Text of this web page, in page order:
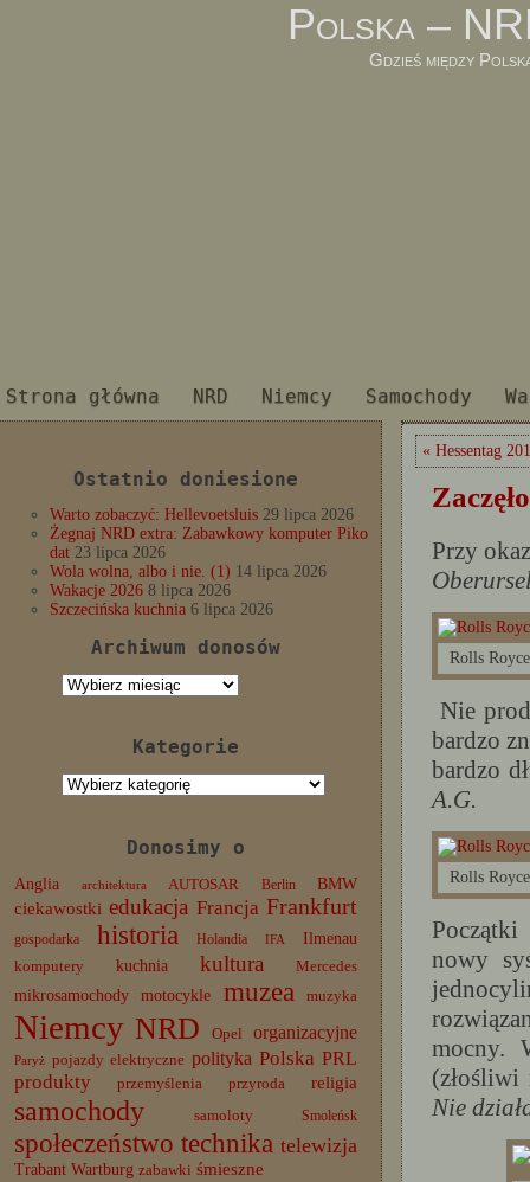
Polska –
Gdzieś między
Strona główna NRD Niemcy Samochody
Ostatnio doniesione
Warto zobaczyć: Hellevoetsluis 29 lipca 2026
Żegnaj NRD extra: Zabawkowy komputer Piko
dat 23 lipca 2026
Wola wolna, albo i nie. (1) 14 lipca 2026
Wakacje 2026 8 lipca 2026
Szczecińska kuchnia 6 lipca 2026
Archiwum donosów
Archiwum
Kategorie
Kategorie
Donosimy o
Anglia architektura AUTOSAR Berlin BMW
ciekawostki edukacja Francja Frankfurt
gospodarka historia Holandia IFA
Ilmenau
komputery
kuchnia kultura Mercedes
mikrosamochody motocykle muzea muzyka
Niemcy NRD Opel organizacyjne
Paryż pojazdy elektryczne polityka Polska PRL
produkty
przemyślenia przyroda religia
samochody samoloty Smoleńsk
społeczeństwo technika telewizja
Trabant Wartburg zabawki śmieszne
« Hessentag
Przy
Rolls
Nie
bardzo
bardzo
A.G.
Rolls
nowy
mocny.
Nie